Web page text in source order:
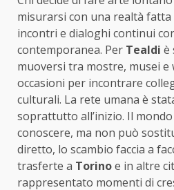
misurarsi con una realtà
incontri e dialoghi continui
contemporanea. Per Tealdi è
muoversi tra mostre, musei e
occasioni per incontrare
culturali. La rete umana è
soprattutto all’inizio. Il
conoscere, ma non può
diretto, lo scambio faccia a
trasferte a Torinoe in altre
rappresentato momenti di